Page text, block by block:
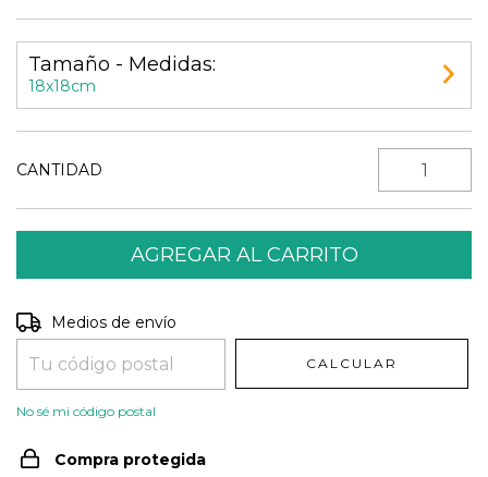
Tamaño - Medidas:
18x18cm
CANTIDAD
Entregas para el CP:
Medios de envío
CALCULAR
No sé mi código postal
Compra protegida